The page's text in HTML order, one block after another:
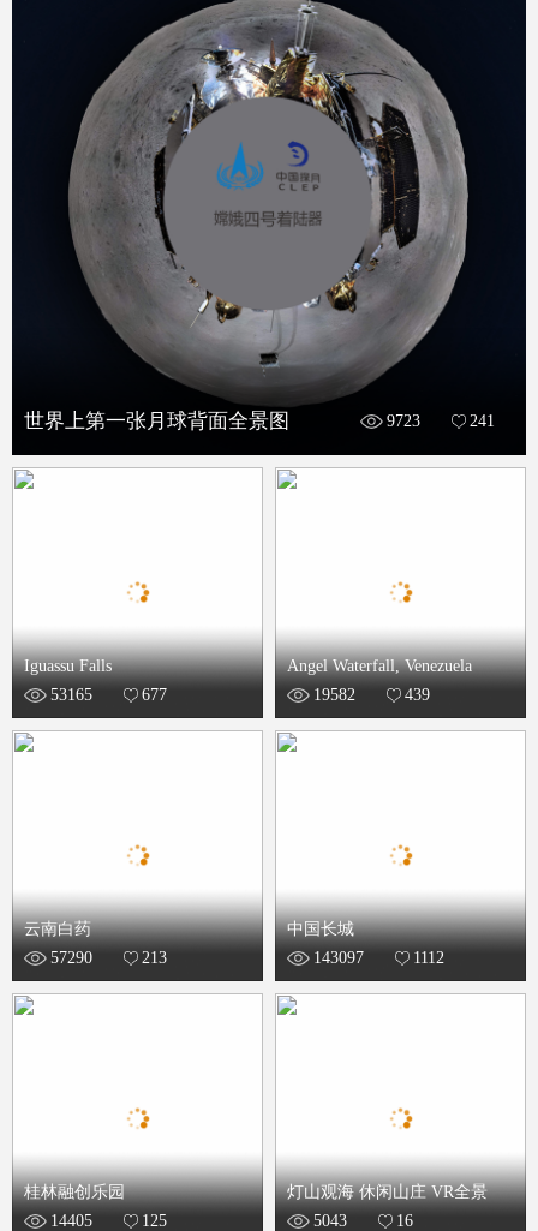
世界上第一张月球背面全景图 9723 241
Iguassu Falls
53165
677
Angel Waterfall, Venezuela
19582
439
云南白药
57290
213
中国长城
143097
1112
桂林融创乐园
14405
125
灯山观海 休闲山庄 VR全景
5043
16